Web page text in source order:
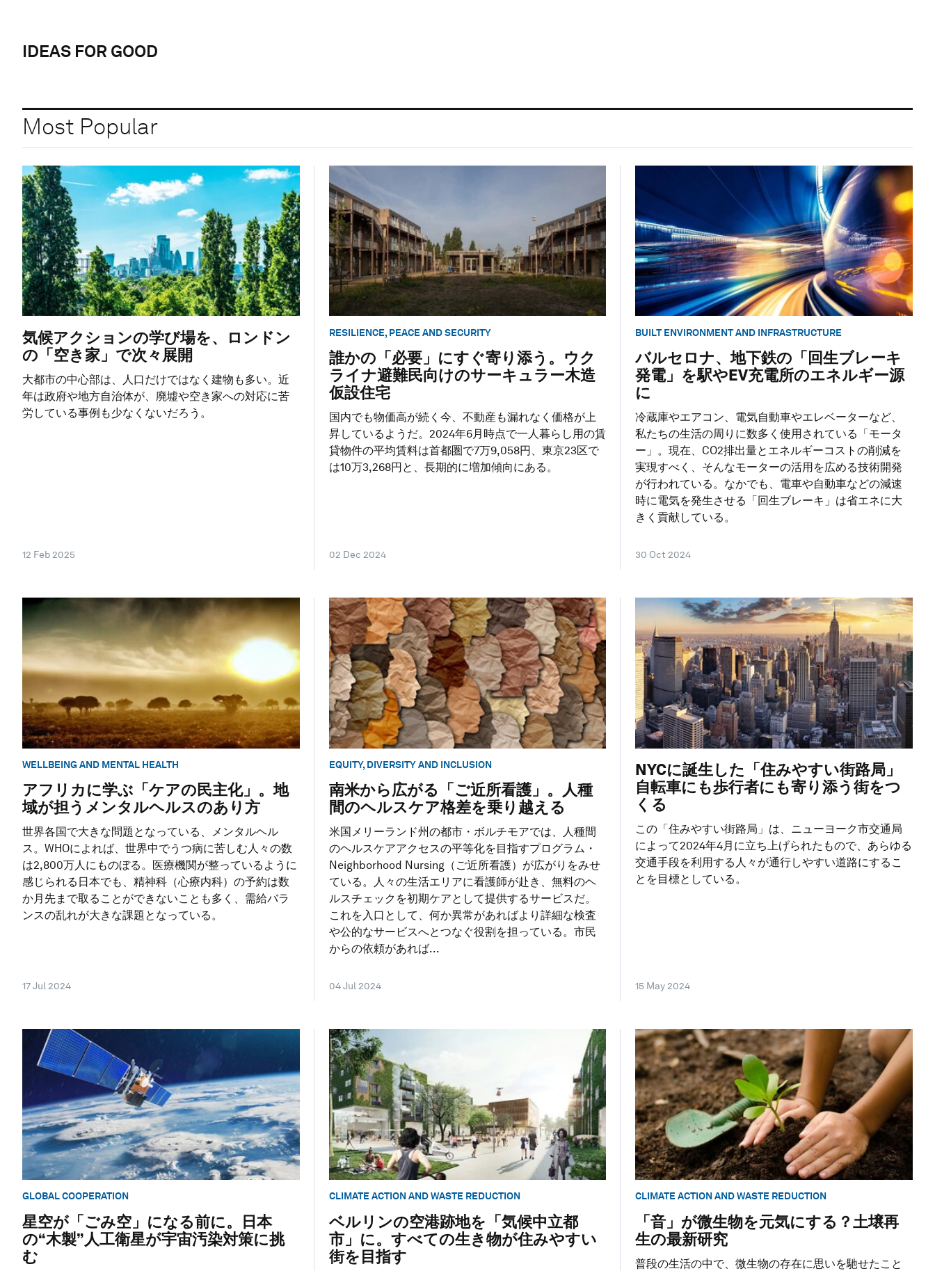
IDEAS FOR GOOD
Most Popular
気候アクションの学び場を、ロンドン
の「空き家」で次々展開
大都市の中心部は、人口だけではなく建物も多い。近
年は政府や地方自治体が、廃墟や空き家への対応に苦
労している事例も少なくないだろう。
12 Feb 2025
RESILIENCE, PEACE AND SECURITY
誰かの「必要」にすぐ寄り添う。ウク
ライナ避難民向けのサーキュラー木造
仮設住宅
国内でも物価高が続く今、不動産も漏れなく価格が上
昇しているようだ。2024年6月時点で一人暮らし用の賃
貸物件の平均賃料は首都圏で7万9,058円、東京23区で
は10万3,268円と、長期的に増加傾向にある。
02 Dec 2024
BUILT ENVIRONMENT AND INFRASTRUCTURE
バルセロナ、地下鉄の「回生ブレーキ
発電」を駅やEV充電所のエネルギー源
に
冷蔵庫やエアコン、電気自動車やエレベーターなど、
私たちの生活の周りに数多く使用されている「モータ
ー」。現在、CO2排出量とエネルギーコストの削減を
実現すべく、そんなモーターの活用を広める技術開発
が行われている。なかでも、電車や自動車などの減速
時に電気を発生させる「回生ブレーキ」は省エネに大
きく貢献している。
30 Oct 2024
WELLBEING AND MENTAL HEALTH
アフリカに学ぶ「ケアの民主化」。地
域が担うメンタルヘルスのあり方
世界各国で大きな問題となっている、メンタルヘル
ス。WHOによれば、世界中でうつ病に苦しむ人々の数
は2,800万人にものぼる。医療機関が整っているように
感じられる日本でも、精神科（心療内科）の予約は数
か月先まで取ることができないことも多く、需給バラ
ンスの乱れが大きな課題となっている。
17 Jul 2024
EQUITY, DIVERSITY AND INCLUSION
南米から広がる「ご近所看護」。人種
間のヘルスケア格差を乗り越える
米国メリーランド州の都市・ボルチモアでは、人種間
のヘルスケアアクセスの平等化を目指すプログラム・
Neighborhood Nursing（ご近所看護）が広がりをみせ
ている。人々の生活エリアに看護師が赴き、無料のヘ
ルスチェックを初期ケアとして提供するサービスだ。
これを入口として、何か異常があればより詳細な検査
や公的なサービスへとつなぐ役割を担っている。市民
からの依頼があれば...
04 Jul 2024
NYCに誕生した「住みやすい街路局」
自転車にも歩行者にも寄り添う街をつ
くる
この「住みやすい街路局」は、ニューヨーク市交通局
によって2024年4月に立ち上げられたもので、あらゆる
交通手段を利用する人々が通行しやすい道路にするこ
とを目標としている。
15 May 2024
GLOBAL COOPERATION
星空が「ごみ空」になる前に。日本
の“木製”人工衛星が宇宙汚染対策に挑
む
CLIMATE ACTION AND WASTE REDUCTION
ベルリンの空港跡地を「気候中立都
市」に。すべての生き物が住みやすい
街を目指す
CLIMATE ACTION AND WASTE REDUCTION
「音」が微生物を元気にする？土壌再
生の最新研究
普段の生活の中で、微生物の存在に思いを馳せたこと